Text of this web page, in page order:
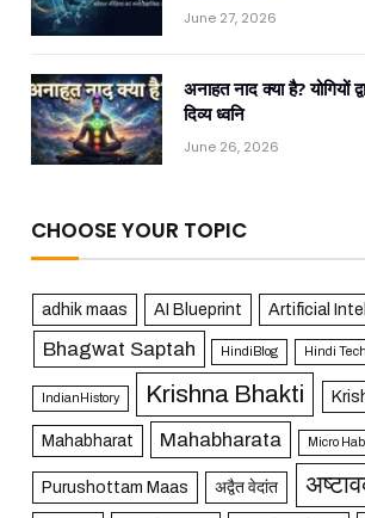
June 27, 2026
अनाहत नाद क्या है? योगियों
दिव्य ध्वनि
June 26, 2026
CHOOSE YOUR TOPIC
adhik maas AI Blueprint Artificial
Bhagwat Saptah HindiBlog Hindi
IndianHistory Krishna Bhakti
Mahabharat Mahabharata Micro
Purushottam Maas अद्वैत वेदांत